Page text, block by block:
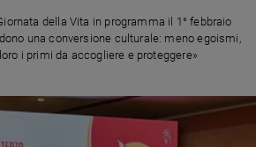
della Vita in programma il 1° febbraio
una conversione culturale: meno egoismi,
i primi da accogliere e proteggere»